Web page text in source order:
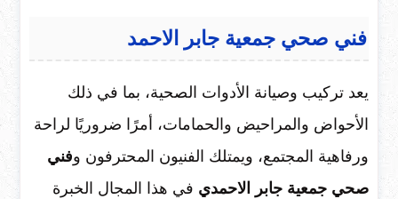
فني صحي جمعية جابر الاحمد
يعد تركيب وصيانة الأدوات الصحية، بما في ذلك
الأحواض والمراحيض والحمامات، أمرًا ضروريًا لراحة
ورفاهية المجتمع، ويمتلك الفنيون المحترفون وفني
صحي جمعية جابر الاحمدي في هذا المجال الخبرة